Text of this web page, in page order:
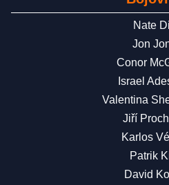
Nate
Jon
Conor
Israel
Valentina
Jiří
Karlos
Patrik
David